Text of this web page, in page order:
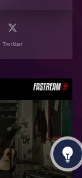
Twitter